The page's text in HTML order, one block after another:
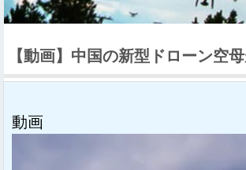
【動画】中国の新型ドローン空
動画